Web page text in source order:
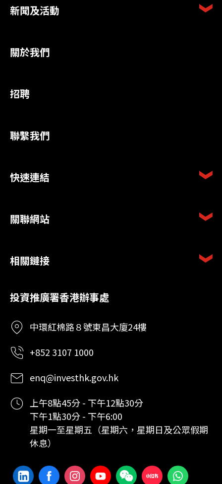
新聞及活動
關於我們
招聘
聯繫我們
快速連結
關聯網站
相關鏈接
投資推廣署香港辦事處
中環紅棉路８號東昌大廈24樓
+852 3107 1000
enq@investhk.gov.hk
上午8點45分 - 下午12點30分
下午1點30分 - 下午6:00
星期一至星期五（星期六，星期日及公眾假期
休息）